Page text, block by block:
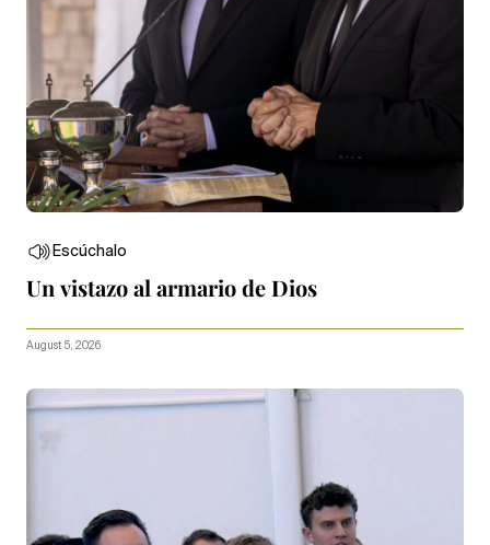
Escúchalo
Un vistazo al armario de Dios
August 5, 2026